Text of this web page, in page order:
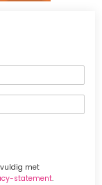
met
statement.